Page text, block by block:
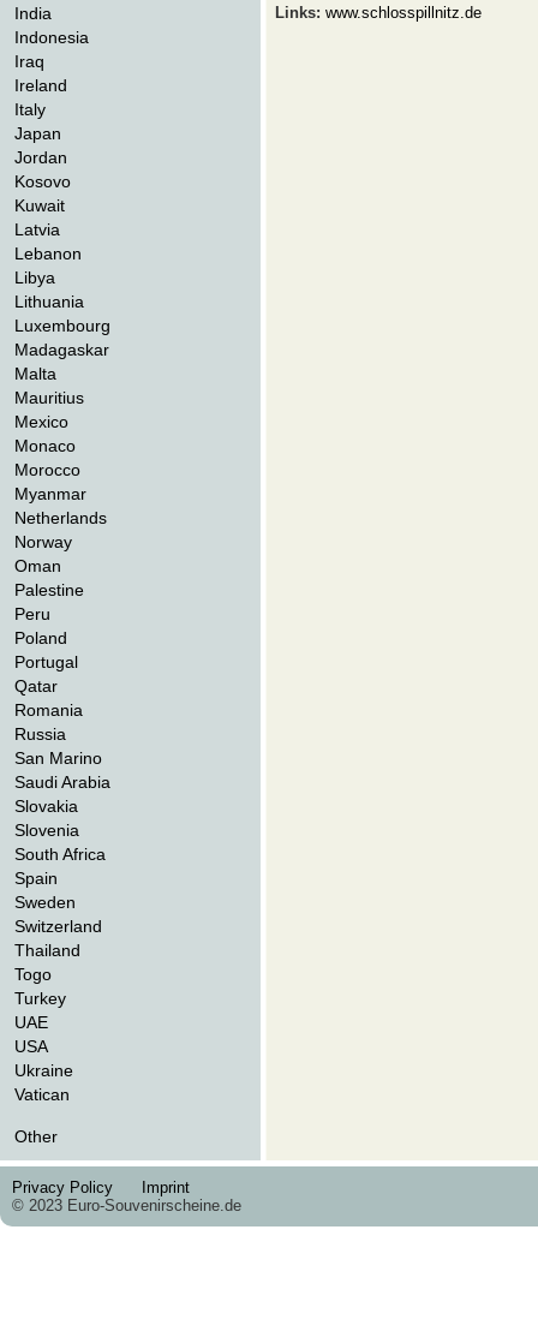
India
Indonesia
Iraq
Ireland
Italy
Japan
Jordan
Kosovo
Kuwait
Latvia
Lebanon
Libya
Lithuania
Luxembourg
Madagaskar
Malta
Mauritius
Mexico
Monaco
Morocco
Myanmar
Netherlands
Norway
Oman
Palestine
Peru
Poland
Portugal
Qatar
Romania
Russia
San Marino
Saudi Arabia
Slovakia
Slovenia
South Africa
Spain
Sweden
Switzerland
Thailand
Togo
Turkey
UAE
USA
Ukraine
Vatican
Other
Links: www.schlosspillnitz.de
Privacy Policy
Imprint
© 2023 Euro-Souvenirscheine.de